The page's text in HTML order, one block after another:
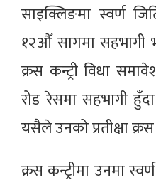
साइक्लिङमा स्वर्ण
१२औँ सागमा सहभागी
क्रस कन्ट्री विधा
रोड रेसमा सहभागी
यसैले उनको प्रतीक्षा क्रस
क्रस कन्ट्रीमा उनमा